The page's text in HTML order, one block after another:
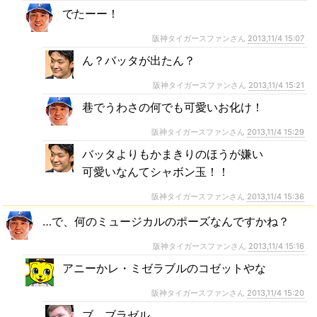
でたーー！
阪神タイガースファンさん 2013,11/4 15:07
ん？バッタが出たん？
阪神タイガースファンさん 2013,11/4 15:21
巷でうわさの何でも可愛いお化け！
阪神タイガースファンさん 2013,11/4 15:29
バッタよりもかまきりのほうが嫌い
可愛いなんてシャボン玉！！
阪神タイガースファンさん 2013,11/4 15:36
…で、何のミュージカルのポーズなんですかね？
阪神タイガースファンさん 2013,11/4 15:16
アニーかレ・ミゼラブルのコゼットやな
阪神タイガースファンさん 2013,11/4 15:20